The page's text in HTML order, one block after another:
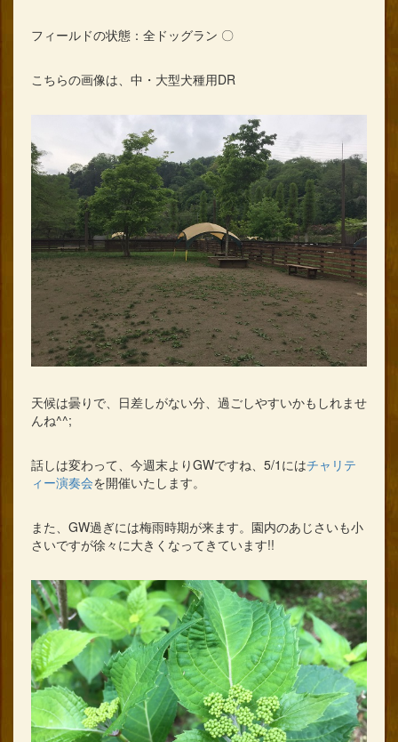
フィールドの状態：全ドッグラン 〇
こちらの画像は、中・大型犬種用DR
天候は曇りで、日差しがない分、過ごしやすいかもしれませ
んね^^;
話しは変わって、今週末よりGWですね、5/1にはチャリテ
ィー演奏会を開催いたします。
また、GW過ぎには梅雨時期が来ます。園内のあじさいも小
さいですが徐々に大きくなってきています!!